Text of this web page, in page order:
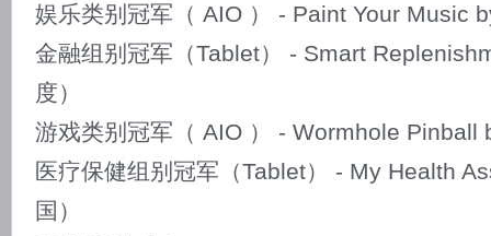
娱乐类别冠军（ AIO ） - Paint Your Music
金融组别冠军（Tablet） - Smart
度）
游戏类别冠军（ AIO ） - Wormhole Pinball
医疗保健组别冠军（Tablet） - My Health
国）